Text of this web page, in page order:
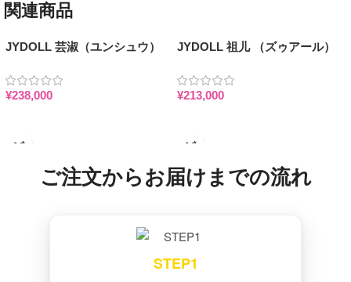
関連商品
JYDOLL 芸淑（ユンシュウ）
ヘッド 等身大リアルドール
¥238,000
JYDOLL 祖儿 （ズゥアール）
熟女ダッチワイフ
¥213,000
ご注文からお届けまでの流れ
STEP1